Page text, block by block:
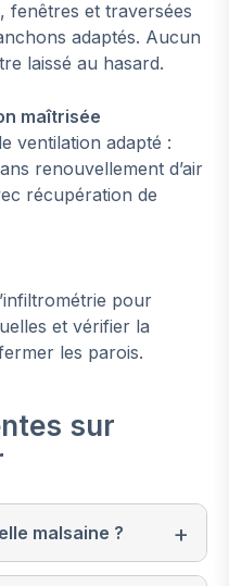
fenêtres et traversées
adaptés. Aucun
laissé au hasard.
maîtrisée
ventilation adapté :
renouvellement d’air
récupération de
pour
et vérifier la
les parois.
sur
malsaine ?